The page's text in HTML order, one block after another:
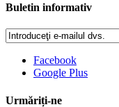
Buletin informativ
Facebook
Google Plus
Urmăriți-ne